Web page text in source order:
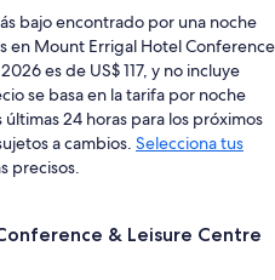
bajo encontrado por una noche
en Mount Errigal Hotel Conference
es de US$ 117, y no incluye
se basa en la tarifa por noche
24 horas para los próximos
a cambios. Selecciona tus
precisos.
& Leisure Centre